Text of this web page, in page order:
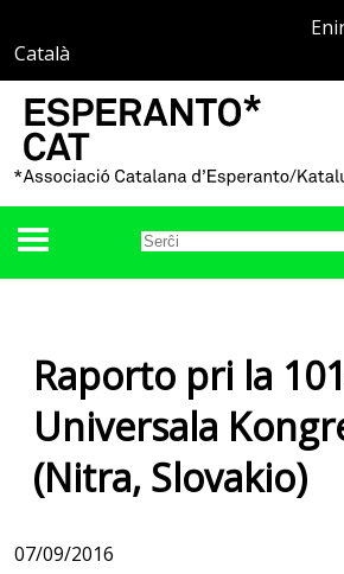
Català
Raporto pri la
Universala
(Nitra, Slovakio)
07/09/2016